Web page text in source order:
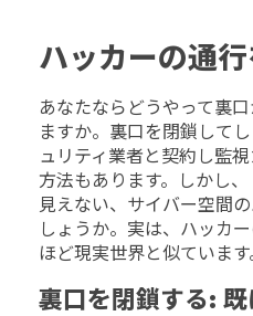
ハッカーの通
あなたならどうやって裏
ますか。裏口を閉鎖して
ュリティ業者と契約し監
方法もあります。しかし
見えない、サイバー空間
しょうか。実は、ハッカ
ほど現実世界と似ています
裏口を閉鎖する: